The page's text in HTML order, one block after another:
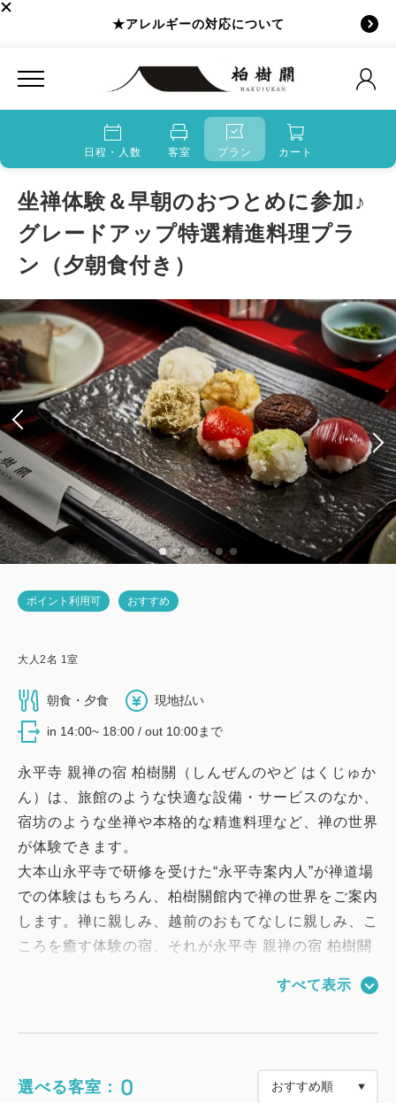
★アレルギーの対応について
日程・人数 客室 プラン カート
坐禅体験＆早朝のおつとめに参加♪
グレードアップ特選精進料理プラ
ン（夕朝食付き）
ポイント利用可 おすすめ
大人 2名 1 室
朝食・夕食 現地払い
in 14:00~ 18:00 / out 10:00まで
永平寺 親禅の宿 柏樹關（しんぜんのやど はくじゅか
ん）は、旅館のような快適な設備・サービスのなか、
宿坊のような坐禅や本格的な精進料理など、禅の世界
が体験できます。
大本山永平寺で研修を受けた“永平寺案内人”が禅道場
での体験はもちろん、柏樹關館内で禅の世界をご案内
します。禅に親しみ、越前のおもてなしに親しみ、こ
ころを癒す体験の宿、それが永平寺 親禅の宿 柏樹關
通常の精進料理からUPグレードした「特選精進料
理」をご用意いたします。
すべて表示
選べる客室： 0